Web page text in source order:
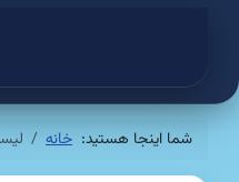
شما اینجا هستید: خانه